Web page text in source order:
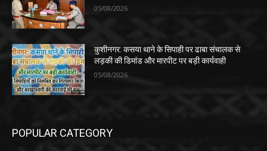
05/08/2026
कुशीनगर: कसया थाने के सिपाही पर ढाबा संचालक से
लड़की की डिमांड और मारपीट पर बड़ी कार्यवाही
05/08/2026
POPULAR CATEGORY